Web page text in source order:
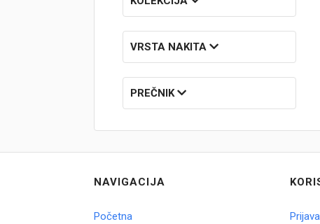
Diamond
POKLON VAUČER
VRSTA NAKITA
PREČNIK
NAVIGACIJA
Početna Prijava